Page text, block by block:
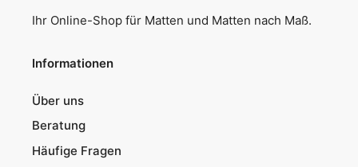
Ihr Online-Shop für Matten und Matten nach Maß.
Informationen
Über uns
Beratung
Häufige Fragen